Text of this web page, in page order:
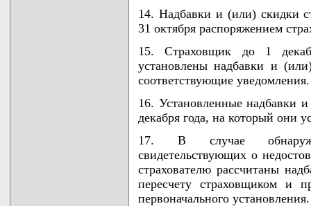
14. Надбавки и (или) скидки
31 октября распоряжением
15. Страховщик до 1
установлены надбавки и
соответствующие уведомления.
16. Установленные надбавки
декабря года, на который они
17. В случае
свидетельствующих о
страхователю рассчитаны
пересчету страховщиком и
первоначального установления.